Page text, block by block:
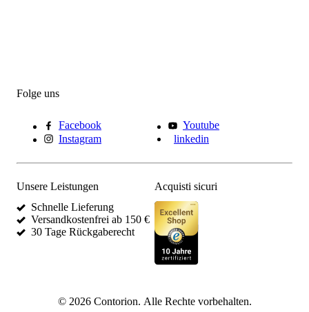
Folge uns
Facebook
Youtube
Instagram
linkedin
Unsere Leistungen
Schnelle Lieferung
Versandkostenfrei ab 150 €
30 Tage Rückgaberecht
Acquisti sicuri
© 2026Contorion. Alle Rechte vorbehalten.